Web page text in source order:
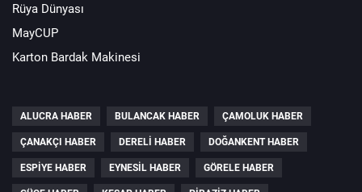
Rüya Dünyası
MayCUP
Karton Bardak Makinesi
ALUCRA HABER BULANCAK HABER ÇAMOLUK HABER
ÇANAKÇI HABER DERELI HABER DOĞANKENT HABER
ESPIYE HABER EYNESIL HABER GÖRELE HABER